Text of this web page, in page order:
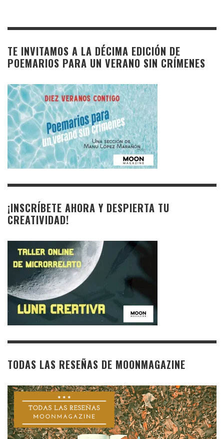
TE INVITAMOS A LA DÉCIMA EDICIÓN DE
POEMARIOS PARA UN VERANO SIN CRÍMENES
¡INSCRÍBETE AHORA Y DESPIERTA TU
CREATIVIDAD!
TODAS LAS RESEÑAS DE MOONMAGAZINE